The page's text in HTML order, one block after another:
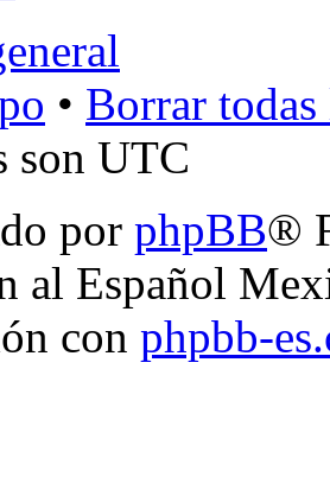
• Borrar
son UTC
por phpBB®
al Español
con phpbb-